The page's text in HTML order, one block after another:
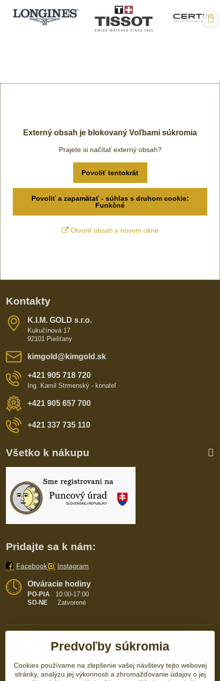
Externý obsah je blokovaný Voľbami súkromia
Prajete si načítať externý obsah?
Povoliť tentokrát
Povoliť a zapamätať - súhlas s druhom cookie:
Funkčné
Otvoriť obsah v novom okne
Kontakty
K​​.I​​.M​​. GOLD s​​.r​​.o​​.
Kukučínová 17
92101 Piešťany
kimgold​@kimgold​.sk
+421 905 718 720
Ing. Kamil Strmenský - konateľ
+421 905 657 700
+421 337 735 110
Všetko k nákupu
Pridajte sa k nám:
Facebook Instagram
Otváracie hodiny
PO-PIA
10:00-17:00
SO-NE Zatvorené
Predvoľby súkromia
Cookies používame na zlepšenie vašej návštevy tejto webovej
stránky, analýzu jej výkonnosti a zhromažďovanie údajov o jej